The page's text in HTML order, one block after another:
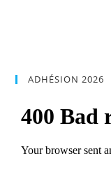
ADHÉSION 2026